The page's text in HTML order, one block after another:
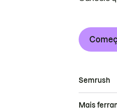
Semrush
Mais